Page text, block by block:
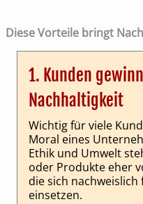
Diese Vorteile bringt
1. Kunden
Nachhaltigkeit
Wichtig für viele
Moral eines
Ethik und Umwelt
oder Produkte eher
die sich
einsetzen.